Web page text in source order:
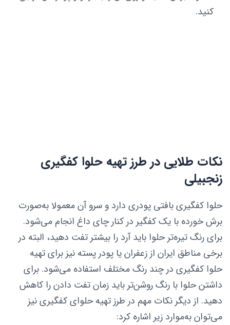
کنید.
نکات طلایی در طرز تهیه حلوا کفگیری
زنجبیلی
حلوا کفگیری بافتی پودری دارد و سرو آن معمولا به‌صورت
برش خورده با یک کفگیر در کنار چای داغ انجام می‌شود.
برای رنگ تیره‌تر حلوا باید آرد را بیشتر تفت دهید، البته در
برخی مناطق ایران از زعفران یا پودر پسته نیز برای تهیه
حلوا کفگیری در چند رنگ مختلف استفاده می‌شود. برای
داشتن حلوا با رنگ روشن‌تر باید زمان تفت دادن را کاهش
دهید. از دیگر نکات مهم در طرز تهیه حلوای کفگیری نیز
می‌توان به‌موارد زیر اشاره کرد: